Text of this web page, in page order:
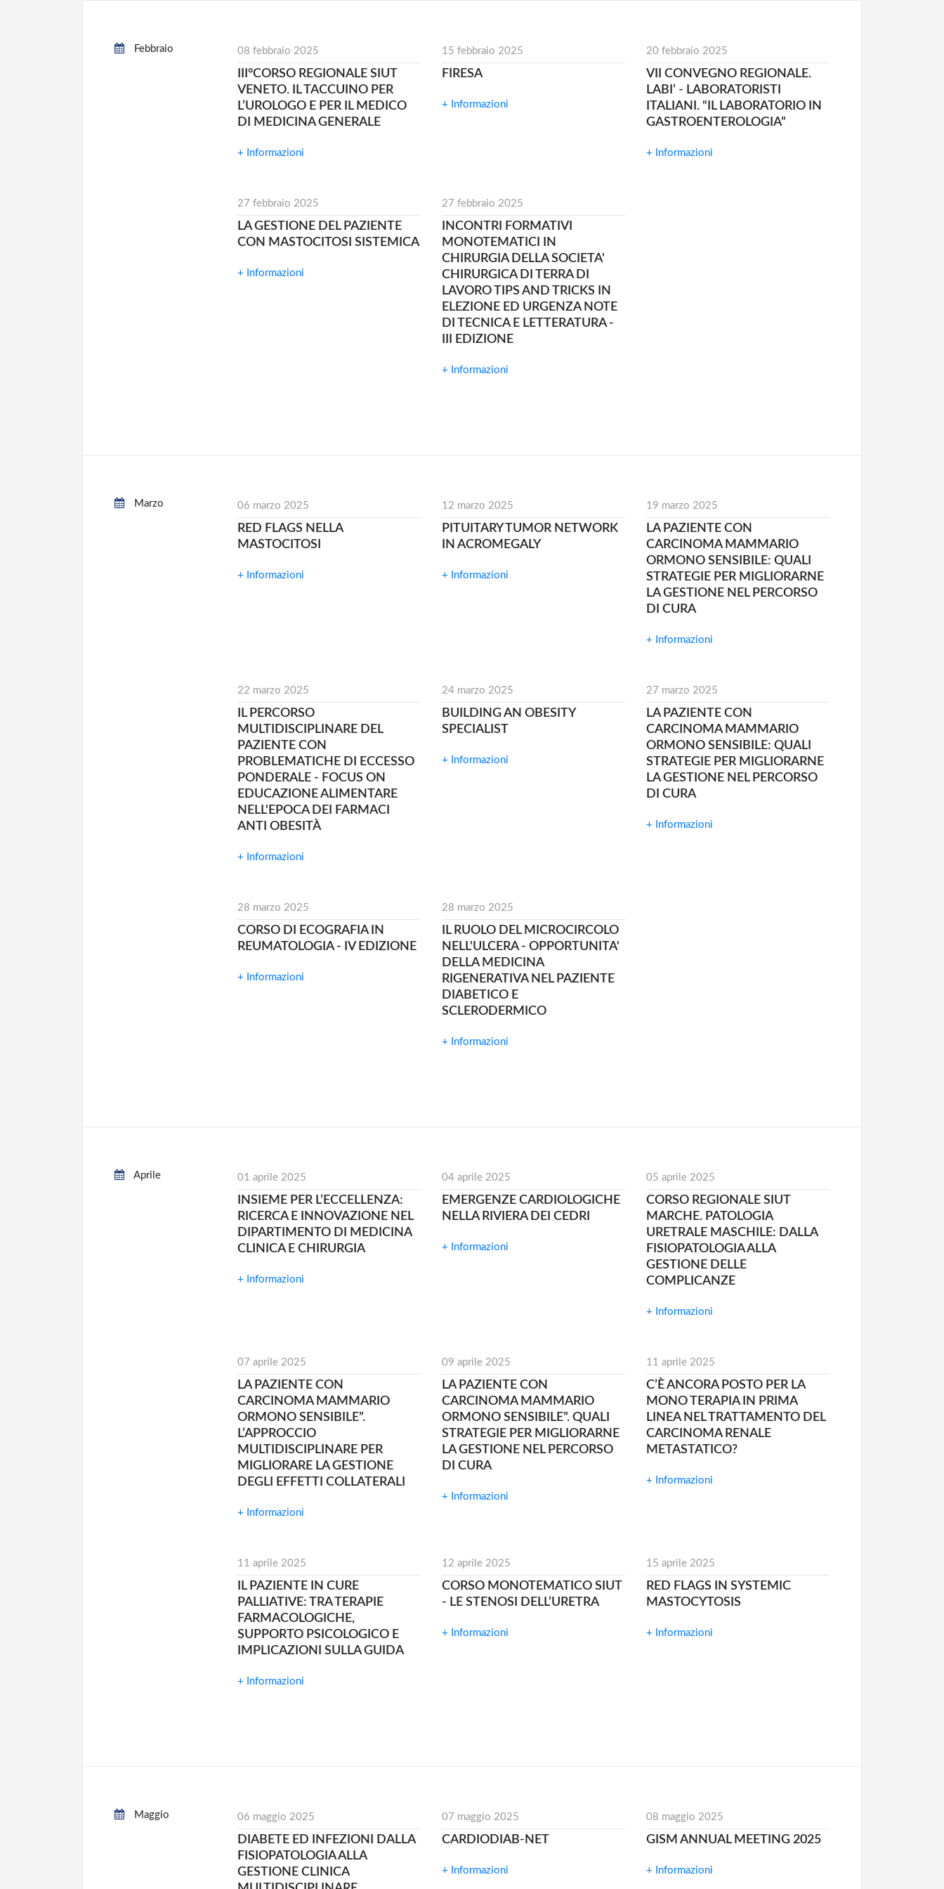
Febbraio 08 febbraio 2025
III°CORSO REGIONALE SIUT
VENETO. IL TACCUINO PER
L’UROLOGO E PER IL MEDICO
DI MEDICINA GENERALE
+ Informazioni
15 febbraio 2025
FIRESA
+ Informazioni
20 febbraio 2025
VII CONVEGNO REGIONALE.
LABI’ - LABORATORISTI
ITALIANI. “IL LABORATORIO IN
GASTROENTEROLOGIA”
+ Informazioni
27 febbraio 2025
LA GESTIONE DEL PAZIENTE
CON MASTOCITOSI SISTEMICA
+ Informazioni
27 febbraio 2025
INCONTRI FORMATIVI
MONOTEMATICI IN
CHIRURGIA DELLA SOCIETA'
CHIRURGICA DI TERRA DI
LAVORO TIPS AND TRICKS IN
ELEZIONE ED URGENZA NOTE
DI TECNICA E LETTERATURA -
III EDIZIONE
+ Informazioni
Marzo 06 marzo 2025
RED FLAGS NELLA
MASTOCITOSI
+ Informazioni
12 marzo 2025
PITUITARY TUMOR NETWORK
IN ACROMEGALY
+ Informazioni
19 marzo 2025
LA PAZIENTE CON
CARCINOMA MAMMARIO
ORMONO SENSIBILE: QUALI
STRATEGIE PER MIGLIORARNE
LA GESTIONE NEL PERCORSO
DI CURA
+ Informazioni
22 marzo 2025
IL PERCORSO
MULTIDISCIPLINARE DEL
PAZIENTE CON
PROBLEMATICHE DI ECCESSO
PONDERALE - FOCUS ON
EDUCAZIONE ALIMENTARE
NELL'EPOCA DEI FARMACI
ANTI OBESITÀ
+ Informazioni
24 marzo 2025
BUILDING AN OBESITY
SPECIALIST
+ Informazioni
27 marzo 2025
LA PAZIENTE CON
CARCINOMA MAMMARIO
ORMONO SENSIBILE: QUALI
STRATEGIE PER MIGLIORARNE
LA GESTIONE NEL PERCORSO
DI CURA
+ Informazioni
28 marzo 2025
CORSO DI ECOGRAFIA IN
REUMATOLOGIA - IV EDIZIONE
+ Informazioni
28 marzo 2025
IL RUOLO DEL MICROCIRCOLO
NELL'ULCERA - OPPORTUNITA'
DELLA MEDICINA
RIGENERATIVA NEL PAZIENTE
DIABETICO E
SCLERODERMICO
+ Informazioni
Aprile 01 aprile 2025
INSIEME PER L’ECCELLENZA:
RICERCA E INNOVAZIONE NEL
DIPARTIMENTO DI MEDICINA
CLINICA E CHIRURGIA
+ Informazioni
04 aprile 2025
EMERGENZE CARDIOLOGICHE
NELLA RIVIERA DEI CEDRI
+ Informazioni
05 aprile 2025
CORSO REGIONALE SIUT
MARCHE. PATOLOGIA
URETRALE MASCHILE: DALLA
FISIOPATOLOGIA ALLA
GESTIONE DELLE
COMPLICANZE
+ Informazioni
07 aprile 2025
LA PAZIENTE CON
CARCINOMA MAMMARIO
ORMONO SENSIBILE”.
L’APPROCCIO
MULTIDISCIPLINARE PER
MIGLIORARE LA GESTIONE
DEGLI EFFETTI COLLATERALI
+ Informazioni
09 aprile 2025
LA PAZIENTE CON
CARCINOMA MAMMARIO
ORMONO SENSIBILE”. QUALI
STRATEGIE PER MIGLIORARNE
LA GESTIONE NEL PERCORSO
DI CURA
+ Informazioni
11 aprile 2025
C’È ANCORA POSTO PER LA
MONO TERAPIA IN PRIMA
LINEA NEL TRATTAMENTO DEL
CARCINOMA RENALE
METASTATICO?
+ Informazioni
11 aprile 2025
IL PAZIENTE IN CURE
PALLIATIVE: TRA TERAPIE
FARMACOLOGICHE,
SUPPORTO PSICOLOGICO E
IMPLICAZIONI SULLA GUIDA
+ Informazioni
12 aprile 2025
CORSO MONOTEMATICO SIUT
- LE STENOSI DELL’URETRA
+ Informazioni
15 aprile 2025
RED FLAGS IN SYSTEMIC
MASTOCYTOSIS
+ Informazioni
Maggio 06 maggio 2025
DIABETE ED INFEZIONI DALLA
FISIOPATOLOGIA ALLA
GESTIONE CLINICA
07 maggio 2025
CARDIODIAB-NET
+ Informazioni
08 maggio 2025
GISM ANNUAL MEETING 2025
+ Informazioni